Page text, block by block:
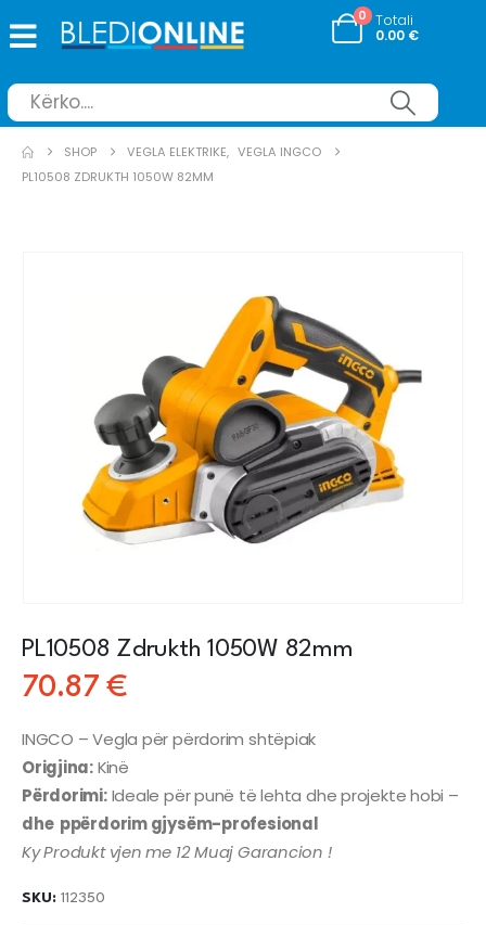
0 Totali
0.00 €
SHOP VEGLA ELEKTRIKE, VEGLA INGCO
PL10508 ZDRUKTH 1050W 82MM
PL10508 Zdrukth 1050W 82mm
70.87€
INGCO – Vegla për përdorim shtëpiak
Origjina:Kinë
Përdorimi:Ideale për punë të lehta dhe projekte hobi –
dhe ppërdorim gjysëm-profesional
Ky Produkt vjen me 12 Muaj Garancion !
SKU: 112350